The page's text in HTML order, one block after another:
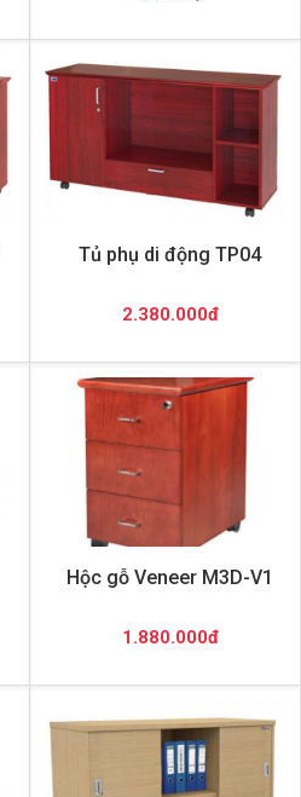
Tủ phụ di động TP04
2.380.000đ
Hộc gỗ Veneer M3D-V1
1.880.000đ